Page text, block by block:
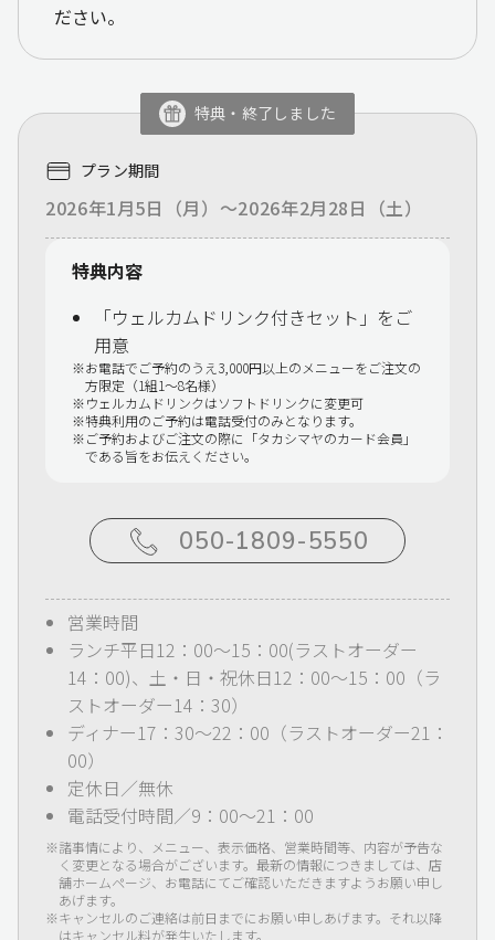
ださい。
特典・終了しました
プラン期間
2026年1月5日（月）～2026年2月28日（土）
特典内容
「ウェルカムドリンク付きセット」をご
用意
お電話でご予約のうえ3,000円以上のメニューをご注文の
方限定（1組1〜8名様）
ウェルカムドリンクはソフトドリンクに変更可
特典利用のご予約は電話受付のみとなります。
ご予約およびご注文の際に「タカシマヤのカード会員」
である旨をお伝えください。
050-1809-5550
営業時間
ランチ平日12：00～15：00(ラストオーダー
14：00)、土・日・祝休日12：00〜15：00（ラ
ストオーダー14：30）
ディナー17：30〜22：00（ラストオーダー21：
00）
定休日／無休
電話受付時間／9：00〜21：00
諸事情により、メニュー、表示価格、営業時間等、内容が予告な
く変更となる場合がございます。最新の情報につきましては、店
舗ホームページ、お電話にてご確認いただきますようお願い申し
あげます。
キャンセルのご連絡は前日までにお願い申しあげます。それ以降
はキャンセル料が発生いたします。